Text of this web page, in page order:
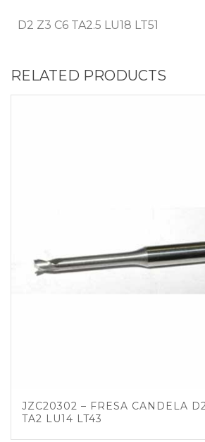
D2 Z3 C6 TA2.5 LU18 LT51
RELATED PRODUCTS
JZC20302 – FRESA CANDELA
TA2 LU14 LT43